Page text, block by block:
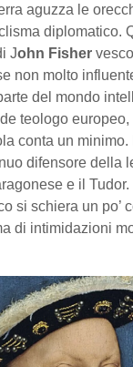
aguzza le
diplomatico.
John Fisher
non molto
del mondo
teologo europeo,
conta un minimo.
difensore della
e il Tudor.
si schiera un po’
di intimidazioni